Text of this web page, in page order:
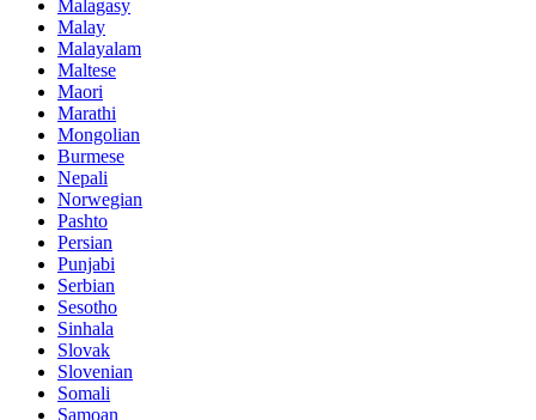
Malagasy
Malay
Malayalam
Maltese
Maori
Marathi
Mongolian
Burmese
Nepali
Norwegian
Pashto
Persian
Punjabi
Serbian
Sesotho
Sinhala
Slovak
Slovenian
Somali
Samoan